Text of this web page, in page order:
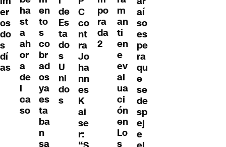
er
os
do
s
dí
as
ha
st
a
ah
or
a
de
l
ca
so
en
to
s
co
br
ad
os
ya
es
ta
ba
n
sa
de
Es
ta
do
s
U
ni
do
s
C
co
nt
ra
Jo
ha
nn
es
K
ai
se
r:
po
ra
da
2
m
an
ti
en
e
ev
al
ua
ci
ón
en
Lo
s
aí
so
es
pe
ra
qu
e
se
de
sp
ej
e